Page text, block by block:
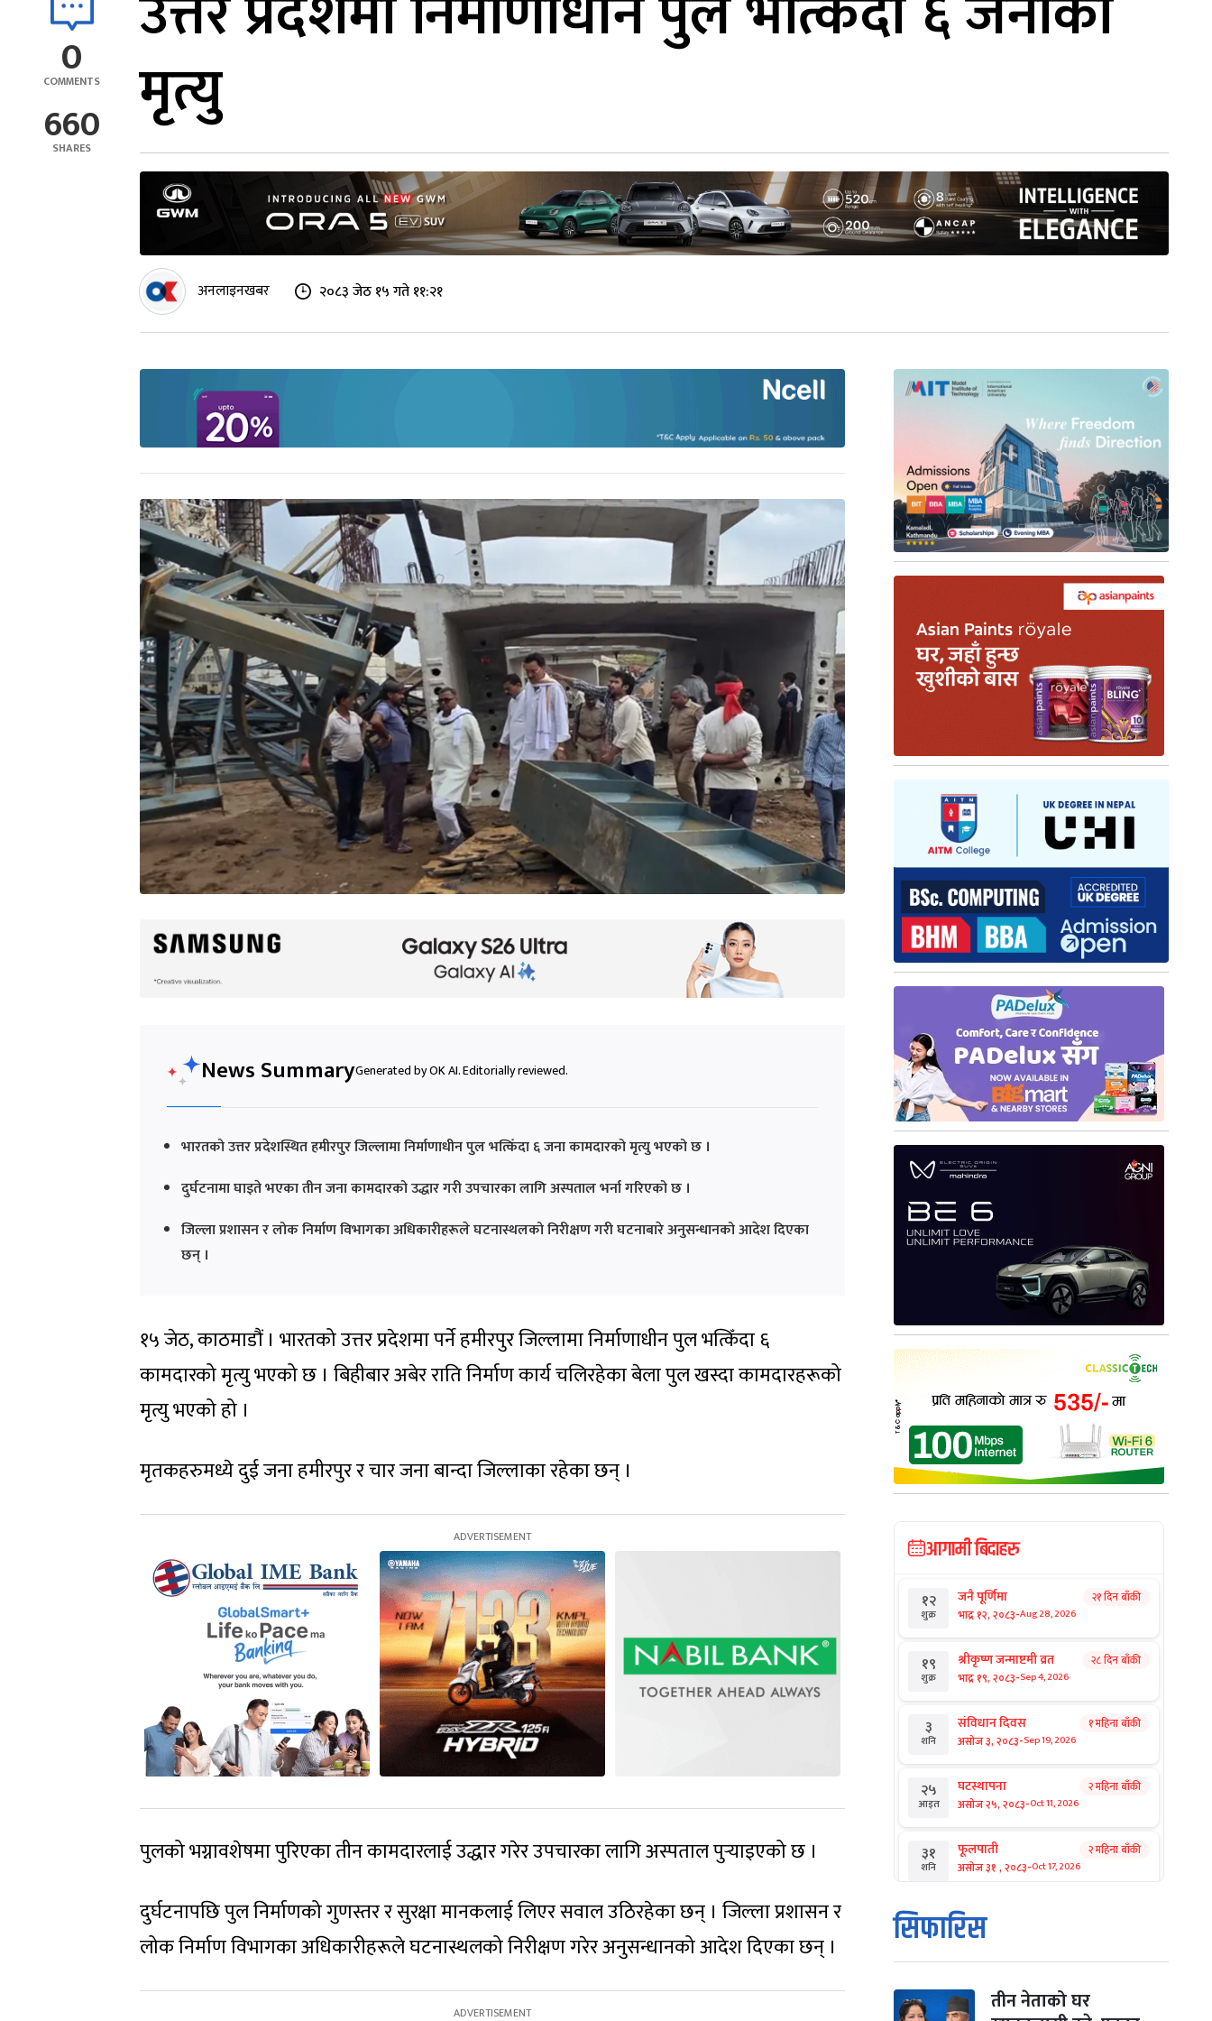
0
COMMENTS
660
SHARES
मृत्यु
अनलाइनखबर २०८३ जेठ १५ गते ११:२१
News SummaryGenerated by OK AI. Editorially reviewed.
भारतको उत्तर प्रदेशस्थित हमीरपुर जिल्लामा निर्माणाधीन पुल भत्किँदा ६ जना कामदारको मृत्यु भएको छ ।
दुर्घटनामा घाइते भएका तीन जना कामदारको उद्धार गरी उपचारका लागि अस्पताल भर्ना गरिएको छ ।
जिल्ला प्रशासन र लोक निर्माण विभागका अधिकारीहरूले घटनास्थलको निरीक्षण गरी घटनाबारे अनुसन्धानको आदेश दिएका
छन् ।
१५ जेठ, काठमाडौं । भारतको उत्तर प्रदेशमा पर्ने हमीरपुर जिल्लामा निर्माणाधीन पुल भत्किँदा ६
कामदारको मृत्यु भएको छ । बिहीबार अबेर राति निर्माण कार्य चलिरहेका बेला पुल खस्दा कामदारहरूको
मृत्यु भएको हो ।
मृतकहरुमध्ये दुई जना हमीरपुर र चार जना बान्दा जिल्लाका रहेका छन् ।
पुलको भग्नावशेषमा पुरिएका तीन कामदारलाई उद्धार गरेर उपचारका लागि अस्पताल पुर्‍याइएको छ ।
दुर्घटनापछि पुल निर्माणको गुणस्तर र सुरक्षा मानकलाई लिएर सवाल उठिरहेका छन् । जिल्ला प्रशासन र
लोक निर्माण विभागका अधिकारीहरूले घटनास्थलको निरीक्षण गरेर अनुसन्धानको आदेश दिएका छन् ।
आगामी बिदाहरु
१२
शुक्र
जनै पूर्णिमा
भाद्र १२, २०८३-Aug 28, 2026
२१ दिन बाँकी
१९
शुक्र
श्रीकृष्ण जन्माष्टमी व्रत
भाद्र १९, २०८३-Sep 4, 2026
२८ दिन बाँकी
३
शनि
संविधान दिवस
असोज ३, २०८३-Sep 19, 2026
१ महिना बाँकी
२५
आइत
घटस्थापना
असोज २५, २०८३-Oct 11, 2026
२ महिना बाँकी
३१
शनि
फूलपाती
असोज ३१ , २०८३-Oct 17, 2026
२ महिना बाँकी
१
आइत
कार्तिक सङ्क्रान्ति
कार्तिक १, २०८३
मंगल कार्तिक ३, २०८३-Oct 20, 2026
सिफारिस
तीन नेताको घर